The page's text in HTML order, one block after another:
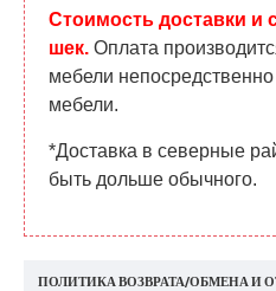
Стоимость доставки и
шек. Оплата
мебели
мебели.
*Доставка в северные
быть дольше обычного.
ПОЛИТИКА ВОЗВРАТА/ОБМЕНА И